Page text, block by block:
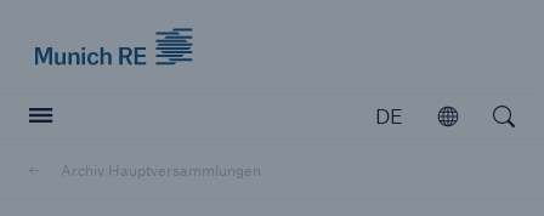
DE
Öffnen
Archiv Hauptversammlungen